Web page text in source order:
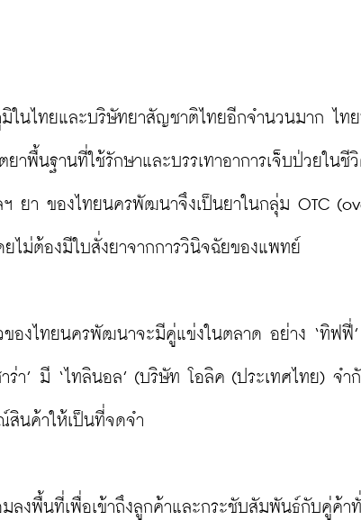
ในไทยและบริษัทยาสัญชาติไทยอีกจำนวนมาก ไท
พื้นฐานที่ใช้รักษาและบรรเทาอาการเจ็บป่วยในชี
ยา ของไทยนครพัฒนาจึงเป็นยาในกลุ่ม OTC
ไม่ต้องมีใบสั่งยาจากการวินิจฉัยของแพทย์
ของไทยนครพัฒนาจะมีคู่แข่งในตลาด อย่าง ‘ทิฟฟี่
า’ มี ‘ไทลินอล’ (บริษัท โอลิค (ประเทศไทย) จำ
สินค้าให้เป็นที่จดจำ
ลงพื้นที่เพื่อเข้าถึงลูกค้าและกระชับสัมพันธ์กับคู่ค้า